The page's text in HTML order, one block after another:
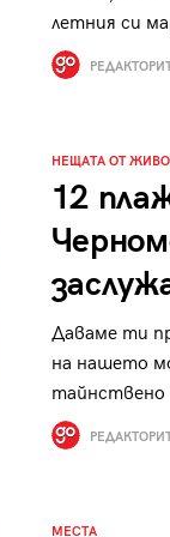
летния си
НЕЩАТА ОТ
12
Даваме ти
на нашето
тайнствено
МЕСТА